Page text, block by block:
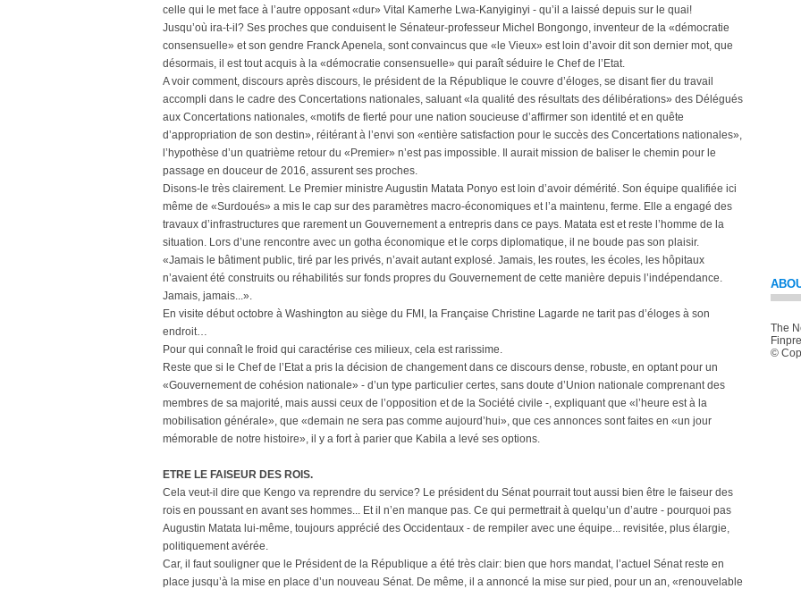
celle qui le met face à l’autre opposant «dur» Vital Kamerhe Lwa-Kanyiginyi - qu’il a laissé depuis sur le quai!
Jusqu’où ira-t-il? Ses proches que conduisent le Sénateur-professeur Michel Bongongo, inventeur de la «démocratie
consensuelle» et son gendre Franck Apenela, sont convaincus que «le Vieux» est loin d’avoir dit son dernier mot, que
désormais, il est tout acquis à la «démocratie consensuelle» qui paraît séduire le Chef de l’Etat.
A voir comment, discours après discours, le président de la République le couvre d’éloges, se disant fier du travail
accompli dans le cadre des Concertations nationales, saluant «la qualité des résultats des délibérations» des Délégués
aux Concertations nationales, «motifs de fierté pour une nation soucieuse d’affirmer son identité et en quête
d’appropriation de son destin», réitérant à l’envi son «entière satisfaction pour le succès des Concertations nationales»,
l’hypothèse d’un quatrième retour du «Premier» n’est pas impossible. Il aurait mission de baliser le chemin pour le
passage en douceur de 2016, assurent ses proches.
Disons-le très clairement. Le Premier ministre Augustin Matata Ponyo est loin d’avoir démérité. Son équipe qualifiée ici
même de «Surdoués» a mis le cap sur des paramètres macro-économiques et l’a maintenu, ferme. Elle a engagé des
travaux d’infrastructures que rarement un Gouvernement a entrepris dans ce pays. Matata est et reste l’homme de la
situation. Lors d’une rencontre avec un gotha économique et le corps diplomatique, il ne boude pas son plaisir.
«Jamais le bâtiment public, tiré par les privés, n’avait autant explosé. Jamais, les routes, les écoles, les hôpitaux
n’avaient été construits ou réhabilités sur fonds propres du Gouvernement de cette manière depuis l’indépendance.
Jamais, jamais...».
En visite début octobre à Washington au siège du FMI, la Française Christine Lagarde ne tarit pas d’éloges à son
endroit…
Pour qui connaît le froid qui caractérise ces milieux, cela est rarissime.
Reste que si le Chef de l’Etat a pris la décision de changement dans ce discours dense, robuste, en optant pour un
«Gouvernement de cohésion nationale» - d’un type particulier certes, sans doute d’Union nationale comprenant des
membres de sa majorité, mais aussi ceux de l’opposition et de la Société civile -, expliquant que «l’heure est à la
mobilisation générale», que «demain ne sera pas comme aujourd’hui», que ces annonces sont faites en «un jour
mémorable de notre histoire», il y a fort à parier que Kabila a levé ses options.
ETRE LE FAISEUR DES ROIS.
Cela veut-il dire que Kengo va reprendre du service? Le président du Sénat pourrait tout aussi bien être le faiseur des
rois en poussant en avant ses hommes... Et il n’en manque pas. Ce qui permettrait à quelqu’un d’autre - pourquoi pas
Augustin Matata lui-même, toujours apprécié des Occidentaux - de rempiler avec une équipe... revisitée, plus élargie,
politiquement avérée.
Car, il faut souligner que le Président de la République a été très clair: bien que hors mandat, l’actuel Sénat reste en
place jusqu’à la mise en place d’un nouveau Sénat. De même, il a annoncé la mise sur pied, pour un an, «renouvelable
The
©